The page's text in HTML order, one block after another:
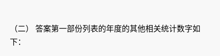
（二） 答案第一部份列表的年度的其他相关统计数字如
下：